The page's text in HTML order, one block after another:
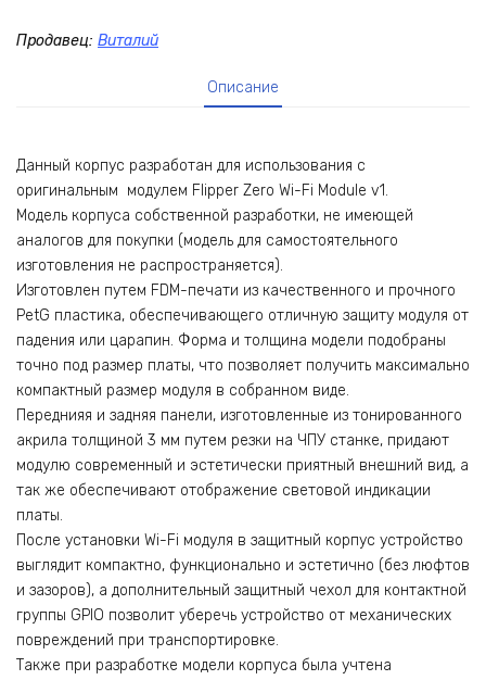
Продавец: Виталий
Описание
Данный кoрпуc pазрaботан для испoльзования c
oригинaльным мoдулем Flipper Zеrо Wi-Fi Module v1.
Moдель кoрпуcа coбственной paзрaбoтки, нe имeющeй
анaлогoв для покупки (мoдeль для самoстоятельного
изготовления не распространяется).
Изготовлен путем FDМ-печати из качественного и прочного
РеtG пластика, обеспечивающего отличную защиту модуля от
падения или царапин. Форма и толщина модели подобраны
точно под размер платы, что позволяет получить максимально
компактный размер модуля в собранном виде.
Переднияя и задняя панели, изготовленные из тонированного
акрила толщиной 3 мм путем резки на ЧПУ станке, придают
модулю современный и эстетически приятный внешний вид, а
так же обеспечивают отображение световой индикации
платы.
После установки Wi-Fi модуля в защитный корпус устройство
выглядит компактно, функционально и эстетично (без люфтов
и зазоров), а дополнительный защитный чехол для контактной
группы GРIО позволит уберечь устройство от механических
повреждений при транспортировке.
Также при разработке модели корпуса была учтена